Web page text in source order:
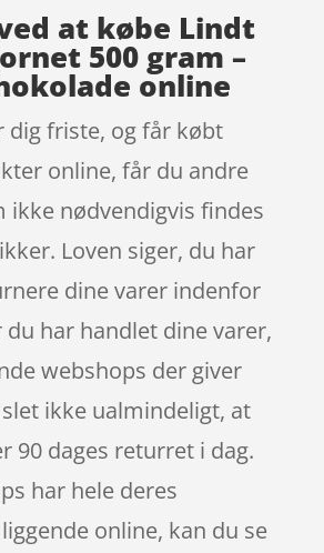
at købe Lindt
500 gram –
online
dig friste, og får købt
online, får du andre
ikke nødvendigvis findes
Loven siger, du har
dine varer indenfor
du har handlet dine varer,
webshops der giver
ikke ualmindeligt, at
90 dages returret i dag.
har hele deres
online, kan du se